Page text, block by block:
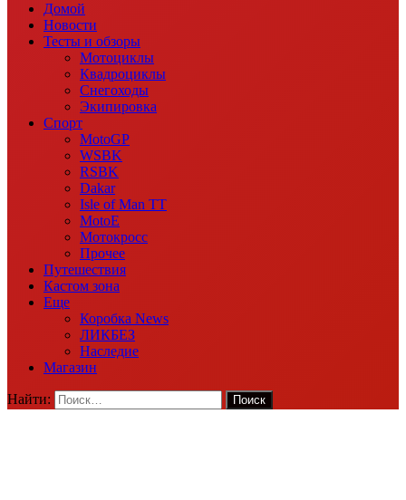
Домой
Новости
Тесты и обзоры
Мотоциклы
Квадроциклы
Снегоходы
Экипировка
Спорт
MotoGP
WSBK
RSBK
Dakar
Isle of Man TT
MotoE
Мотокросс
Прочее
Путешествия
Кастом зона
Еще
Коробка News
ЛИКБЕЗ
Наследие
Магазин
Найти: